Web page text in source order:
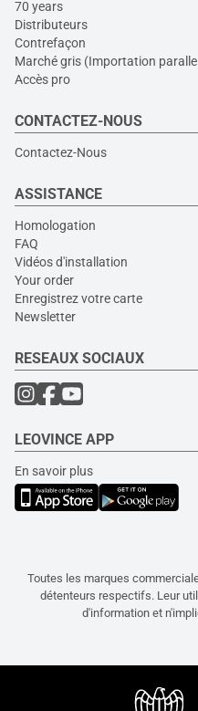
70 years
Distributeurs
Contrefaçon
Marché gris (Importation
Accès pro
CONTACTEZ-NOUS
Contactez-Nous
ASSISTANCE
Homologation
FAQ
Vidéos d'installation
Your order
Enregistrez votre carte
Newsletter
RESEAUX SOCIAUX
LEOVINCE APP
En savoir plus
Toutes les marques
détenteurs respectifs. Leur
d'information et